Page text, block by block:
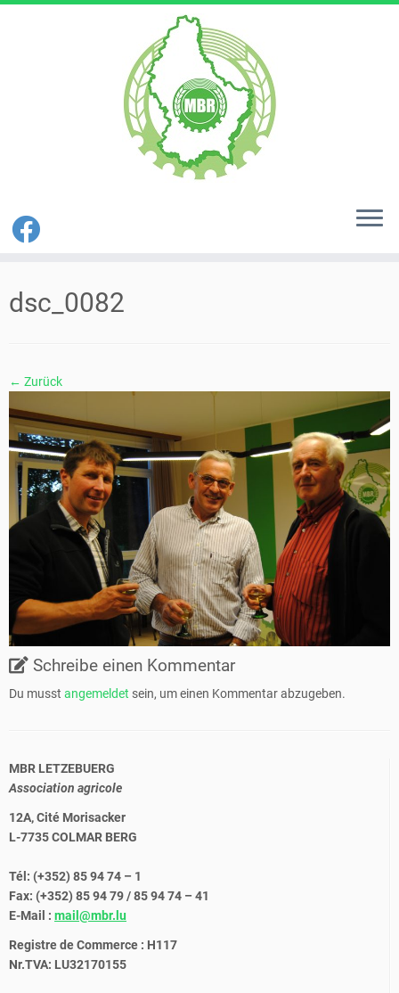
Inhalt
springen
dsc_0082
← Zurück
Schreibe einen Kommentar
Du musst angemeldet sein, um einen Kommentar abzugeben.
MBR LETZEBUERG
Association agricole
12A, Cité Morisacker
L-7735 COLMAR BERG
Tél: (+352) 85 94 74 – 1
Fax: (+352) 85 94 79 / 85 94 74 – 41
E-Mail : mail@mbr.lu
Registre de Commerce : H117
Nr.TVA: LU32170155